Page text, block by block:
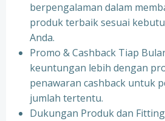
berpengalaman dalam
produk terbaik sesuai
Anda.
Promo & Cashback Tiap
keuntungan lebih dengan
penawaran cashback untuk
jumlah tertentu.
Dukungan Produk dan